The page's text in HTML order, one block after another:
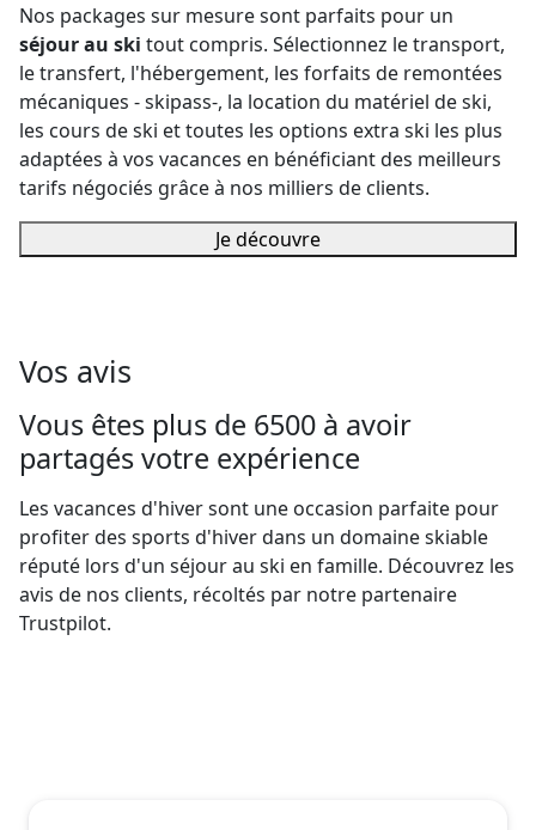
Nos packages sur mesure sont parfaits pour un
séjour au ski tout compris. Sélectionnez le transport,
le transfert, l'hébergement, les forfaits de remontées
mécaniques - skipass-, la location du matériel de ski,
les cours de ski et toutes les options extra ski les plus
adaptées à vos vacances en bénéficiant des meilleurs
tarifs négociés grâce à nos milliers de clients.
Je découvre
Vos avis
Vous êtes plus de 6500 à avoir
partagés votre expérience
Les vacances d'hiver sont une occasion parfaite pour
profiter des sports d'hiver dans un domaine skiable
réputé lors d'un séjour au ski en famille. Découvrez les
avis de nos clients, récoltés par notre partenaire
Trustpilot.